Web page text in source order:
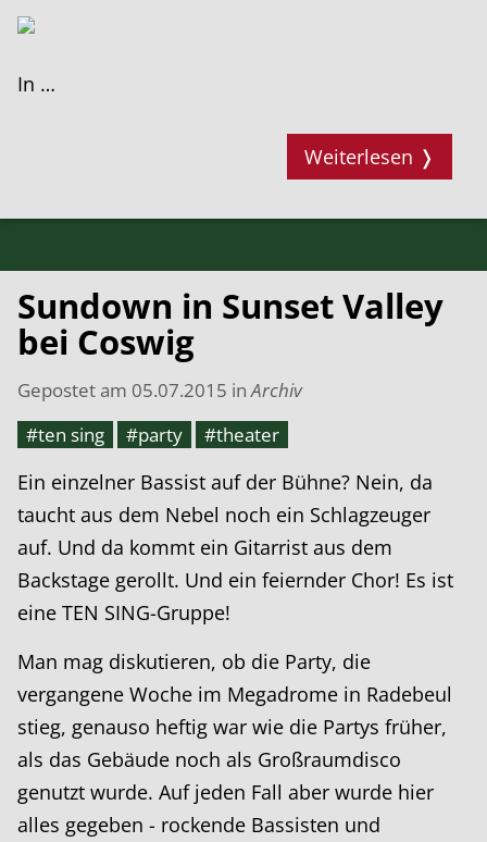
In …
Weiterlesen ❭
Sundown in Sunset Valley
bei Coswig
Gepostet am 05.07.2015 in Archiv
#ten sing
#party
#theater
Ein einzelner Bassist auf der Bühne? Nein, da
taucht aus dem Nebel noch ein Schlagzeuger
auf. Und da kommt ein Gitarrist aus dem
Backstage gerollt. Und ein feiernder Chor! Es ist
eine TEN SING-Gruppe!
Man mag diskutieren, ob die Party, die
vergangene Woche im Megadrome in Radebeul
stieg, genauso heftig war wie die Partys früher,
als das Gebäude noch als Großraumdisco
genutzt wurde. Auf jeden Fall aber wurde hier
alles gegeben - rockende Bassisten und